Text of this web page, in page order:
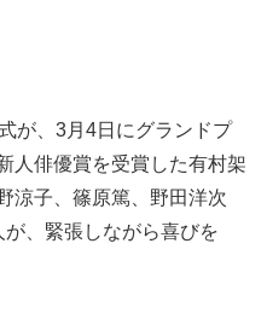
が、3月4日にグランドプ
人俳優賞を受賞した有村架
涼子、篠原篤、野田洋次
、緊張しながら喜びを